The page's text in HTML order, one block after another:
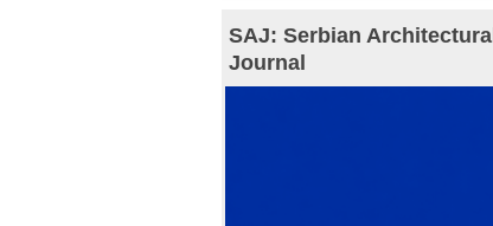
SAJ: Serbian Architectural
Journal